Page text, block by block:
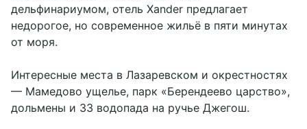
дельфинариумом, отель Xander предлагает
недорогое, но современное жильё в пяти минутах
от моря.
Интересные места в Лазаревском и окрестностях
— Мамедово ущелье, парк «Берендеево царство»,
дольмены и 33 водопада на ручье Джегош.